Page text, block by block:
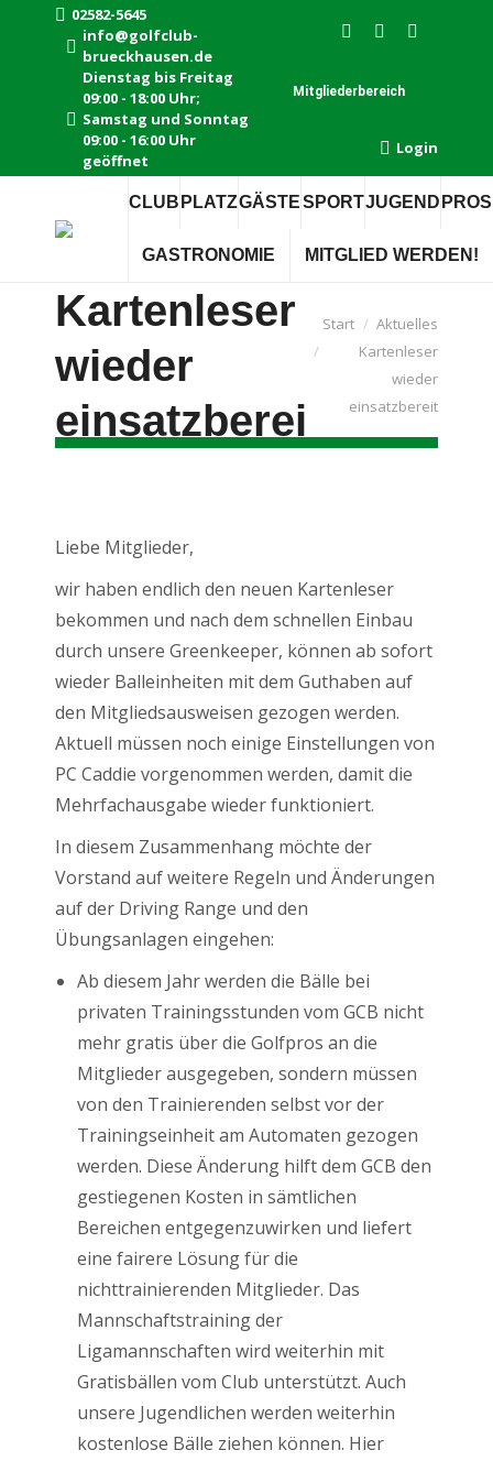
02582-5645
info@golfclub-
brueckhausen.de
Dienstag bis Freitag
09:00 - 18:00 Uhr;
Samstag und Sonntag
09:00 - 16:00 Uhr
geöffnet
Instagram
opens
Facebook
opens
new
E-
in
window
Mitgliederbereich
Login
CLUB PLATZGÄSTESPORTJUGEND PROS
GASTRONOMIE MITGLIED WERDEN!
Kartenleser
wieder
einsatzbereit
Sie befinden sich hier:
Start
Aktuelles
Kartenleser
wieder
einsatzbereit
Liebe Mitglieder,
wir haben endlich den neuen Kartenleser
bekommen und nach dem schnellen Einbau
durch unsere Greenkeeper, können ab sofort
wieder Balleinheiten mit dem Guthaben auf
den Mitgliedsausweisen gezogen werden.
Aktuell müssen noch einige Einstellungen von
PC Caddie vorgenommen werden, damit die
Mehrfachausgabe wieder funktioniert.
In diesem Zusammenhang möchte der
Vorstand auf weitere Regeln und Änderungen
auf der Driving Range und den
Übungsanlagen eingehen:
Ab diesem Jahr werden die Bälle bei
privaten Trainingsstunden vom GCB nicht
mehr gratis über die Golfpros an die
Mitglieder ausgegeben, sondern müssen
von den Trainierenden selbst vor der
Trainingseinheit am Automaten gezogen
werden. Diese Änderung hilft dem GCB den
gestiegenen Kosten in sämtlichen
Bereichen entgegenzuwirken und liefert
eine fairere Lösung für die
nichttrainierenden Mitglieder. Das
Mannschaftstraining der
Ligamannschaften wird weiterhin mit
Gratisbällen vom Club unterstützt. Auch
unsere Jugendlichen werden weiterhin
kostenlose Bälle ziehen können. Hier